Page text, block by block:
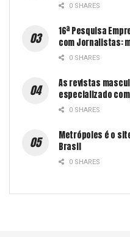
0 SHARES
16ª Pesquisa
com Jornalistas:
0 SHARES
As revistas
especializado
0 SHARES
Metrópoles é o
Brasil
0 SHARES